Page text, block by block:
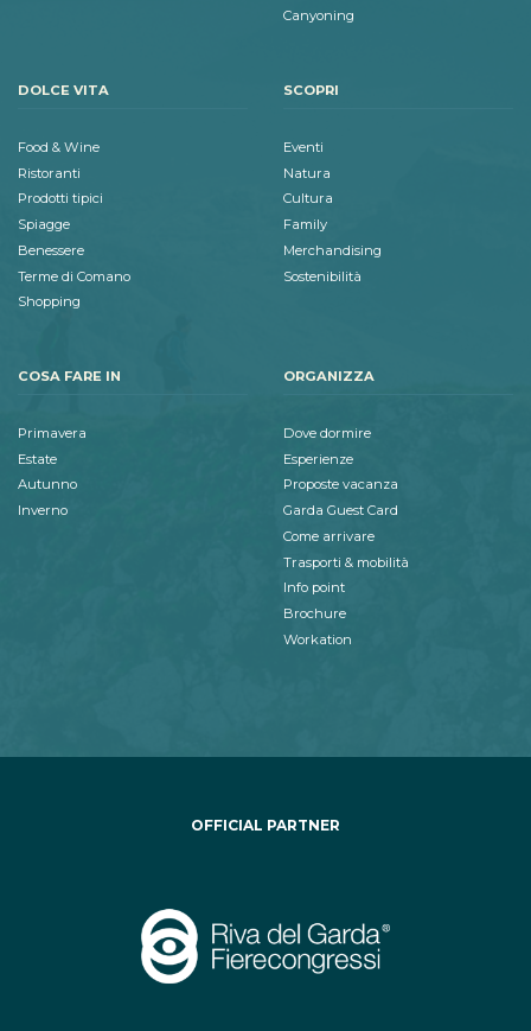
Canyoning
DOLCE VITA
Food & Wine
Ristoranti
Prodotti tipici
Spiagge
Benessere
Terme di Comano
Shopping
SCOPRI
Eventi
Natura
Cultura
Family
Merchandising
Sostenibilità
COSA FARE IN
Primavera
Estate
Autunno
Inverno
ORGANIZZA
Dove dormire
Esperienze
Proposte vacanza
Garda Guest Card
Come arrivare
Trasporti & mobilità
Info point
Brochure
Workation
OFFICIAL PARTNER